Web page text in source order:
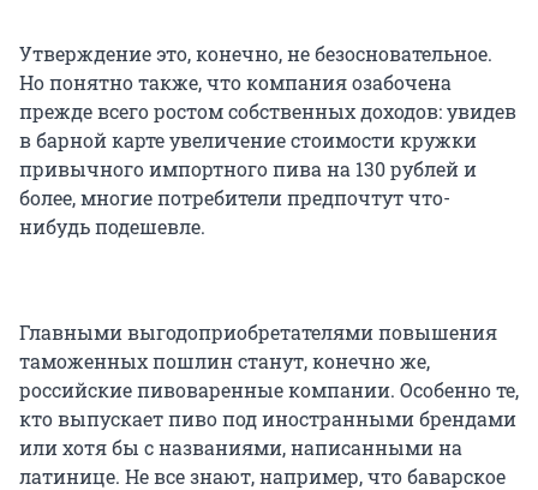
Утверждение это, конечно, не безосновательное.
Но понятно также, что компания озабочена
прежде всего ростом собственных доходов: увидев
в барной карте увеличение стоимости кружки
привычного импортного пива на 130 рублей и
более, многие потребители предпочтут что-
нибудь подешевле.
Главными выгодоприобретателями повышения
таможенных пошлин станут, конечно же,
российские пивоваренные компании. Особенно те,
кто выпускает пиво под иностранными брендами
или хотя бы с названиями, написанными на
латинице. Не все знают, например, что баварское